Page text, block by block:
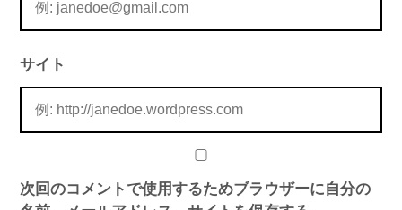
サイト
次回のコメントで使用するためブラウザーに自分の